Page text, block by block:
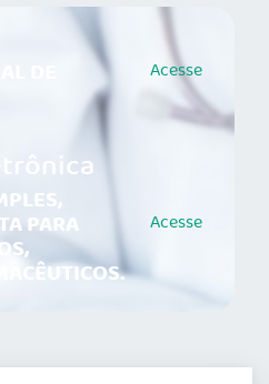
DE Acesse
PARA Acesse